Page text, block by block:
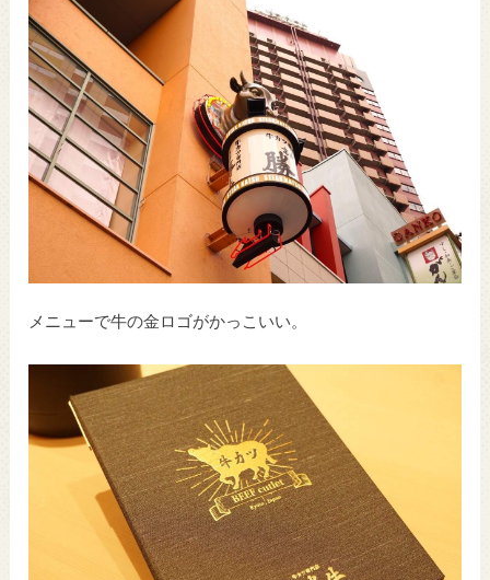
メニューで牛の金ロゴがかっこいい。